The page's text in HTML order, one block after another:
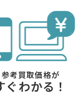
参考買取価格が
ぐわかる！